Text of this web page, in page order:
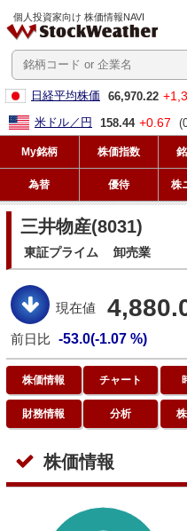
個人投資家向け 株価情報NAVI
日経平均株価 66,970.22
米ドル／円
158.44 +0.67
My銘柄 株価指数
為替 優待 株
三井物産(8031)
東証プライム 卸売業
現在値
前日比 -53.0(-1.07 %)
株価情報 チャート
財務情報 分析
株価情報